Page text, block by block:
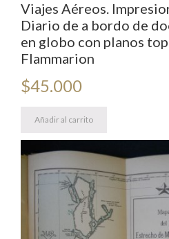
Viajes Aéreos.
Diario de a bordo de
en globo con planos
Flammarion
$45.000
Añadir al carrito